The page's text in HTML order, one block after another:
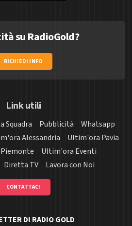
su RadioGold?
RICHIEDI INFO
Link utili
Squadra Pubblicità
Whatsapp
Alessandria
Ultim'ora Pavia
Ultim'ora Eventi
Diretta TV Lavora con Noi
CONTATTACI
DI RADIO GOLD